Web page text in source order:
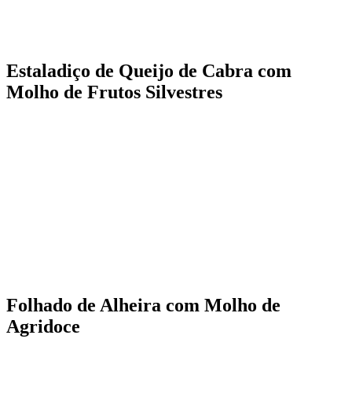
Estaladiço de Queijo de Cabra com
Molho de Frutos Silvestres
Folhado de Alheira com Molho de
Agridoce